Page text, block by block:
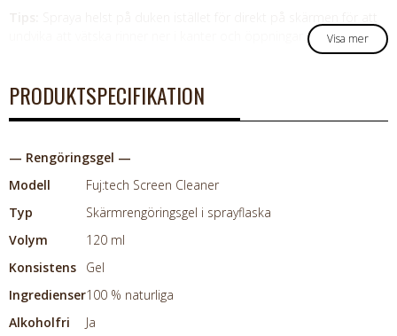
Visa mer
PRODUKTSPECIFIKATION
— Rengöringsgel —
Modell
Fuj:tech Screen Cleaner
Typ
Skärmrengöringsgel i sprayflaska
Volym
120 ml
Konsistens
Gel
Ingredienser100 % naturliga
Alkoholfri
Ja